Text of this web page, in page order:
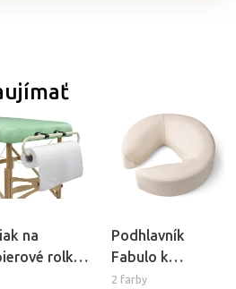
na
rolky
Podhlavník
Fabulo k
masážnemu
2 farby